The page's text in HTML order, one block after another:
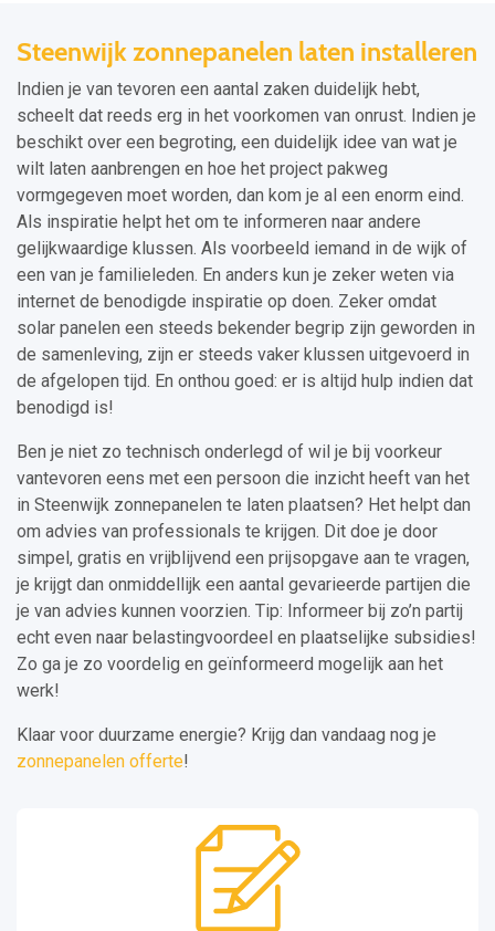
Steenwijk zonnepanelen laten installeren
Indien je van tevoren een aantal zaken duidelijk hebt,
scheelt dat reeds erg in het voorkomen van onrust. Indien je
beschikt over een begroting, een duidelijk idee van wat je
wilt laten aanbrengen en hoe het project pakweg
vormgegeven moet worden, dan kom je al een enorm eind.
Als inspiratie helpt het om te informeren naar andere
gelijkwaardige klussen. Als voorbeeld iemand in de wijk of
een van je familieleden. En anders kun je zeker weten via
internet de benodigde inspiratie op doen. Zeker omdat
solar panelen een steeds bekender begrip zijn geworden in
de samenleving, zijn er steeds vaker klussen uitgevoerd in
de afgelopen tijd. En onthou goed: er is altijd hulp indien dat
benodigd is!
Ben je niet zo technisch onderlegd of wil je bij voorkeur
vantevoren eens met een persoon die inzicht heeft van het
in Steenwijk zonnepanelen te laten plaatsen? Het helpt dan
om advies van professionals te krijgen. Dit doe je door
simpel, gratis en vrijblijvend een prijsopgave aan te vragen,
je krijgt dan onmiddellijk een aantal gevarieerde partijen die
je van advies kunnen voorzien. Tip: Informeer bij zo’n partij
echt even naar belastingvoordeel en plaatselijke subsidies!
Zo ga je zo voordelig en geïnformeerd mogelijk aan het
werk!
Klaar voor duurzame energie? Krijg dan vandaag nog je
zonnepanelen offerte!